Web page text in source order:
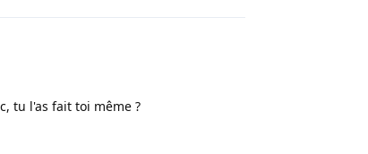
tu l'as fait toi même ?